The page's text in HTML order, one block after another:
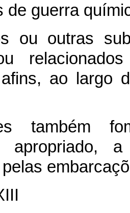
de guerra
ou outras
ao largo
também
apropriado,